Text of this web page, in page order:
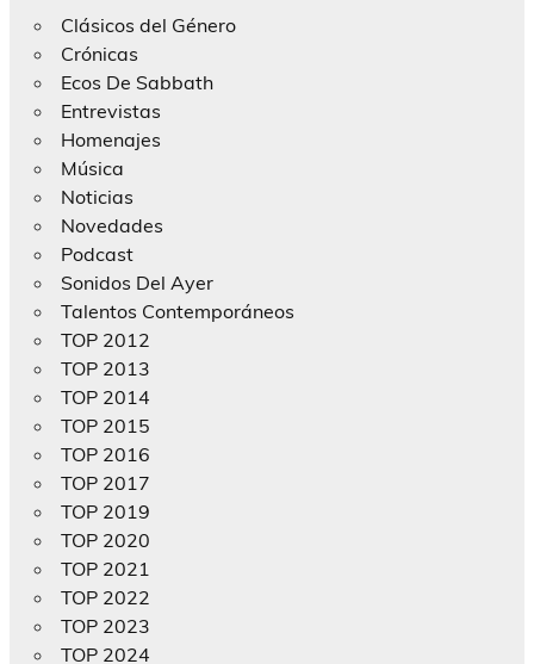
Clásicos del Género
Crónicas
Ecos De Sabbath
Entrevistas
Homenajes
Música
Noticias
Novedades
Podcast
Sonidos Del Ayer
Talentos Contemporáneos
TOP 2012
TOP 2013
TOP 2014
TOP 2015
TOP 2016
TOP 2017
TOP 2019
TOP 2020
TOP 2021
TOP 2022
TOP 2023
TOP 2024